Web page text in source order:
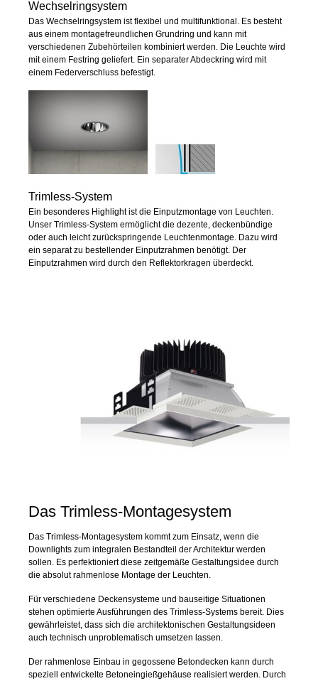
Wechselringsystem
Das Wechselringsystem ist flexibel und multifunktional. Es besteht
aus einem montagefreundlichen Grundring und kann mit
verschiedenen Zubehörteilen kombiniert werden. Die Leuchte wird
mit einem Festring geliefert. Ein separater Abdeckring wird mit
einem Federverschluss befestigt.
Trimless-System
Ein besonderes Highlight ist die Einputzmontage von Leuchten.
Unser Trimless-System ermöglicht die dezente, deckenbündige
oder auch leicht zurückspringende Leuchtenmontage. Dazu wird
ein separat zu bestellender Einputzrahmen benötigt. Der
Einputzrahmen wird durch den Reflektorkragen überdeckt.
Das Trimless-Montagesystem
Das Trimless-Montagesystem kommt zum Einsatz, wenn die
Downlights zum integralen Bestandteil der Architektur werden
sollen. Es perfektioniert diese zeitgemäße Gestaltungsidee durch
die absolut rahmenlose Montage der Leuchten.
Für verschiedene Deckensysteme und bauseitige Situationen
stehen optimierte Ausführungen des Trimless-Systems bereit. Dies
gewährleistet, dass sich die architektonischen Gestaltungsideen
auch technisch unproblematisch umsetzen lassen.
Der rahmenlose Einbau in gegossene Betondecken kann durch
speziell entwickelte Betoneingießgehäuse realisiert werden. Durch